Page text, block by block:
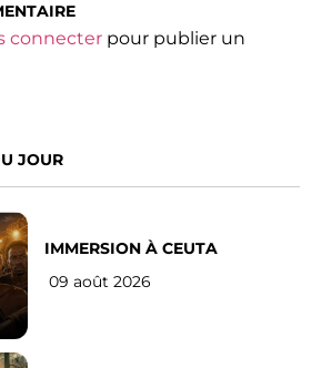
connecter pour publier un
JOUR
IMMERSION À CEUTA
09 août 2026